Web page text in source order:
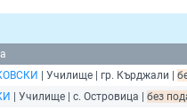
| Училище | гр. Кърджали |
| Училище | с. Островица | без